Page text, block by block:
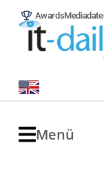
Awards
Menü